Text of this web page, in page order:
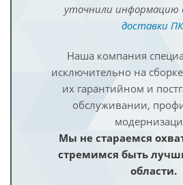
уточнили информацию
доставки ПК
Наша компания
исключительно на
их гарантийном и
обслуживании,
Мы не стараемся
стремимся быть
области.